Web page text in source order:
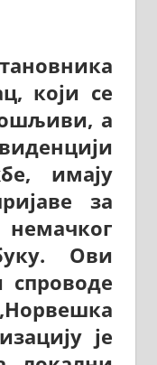
који се
а
имају
за
Ови
спроводе
је